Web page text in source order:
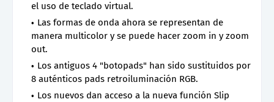
el uso de teclado virtual.
Las formas de onda ahora se representan de
manera multicolor y se puede hacer zoom in y zoom
out.
Los antiguos 4 "botopads" han sido sustituidos por
8 auténticos pads retroiluminación RGB.
Los nuevos dan acceso a la nueva función Slip